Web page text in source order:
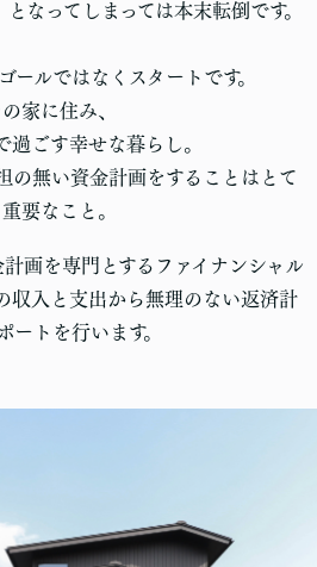
なってしまっては本末転倒です。
ールではなくスタートです。
の家に住み、
過ごす幸せな暮らし。
の無い資金計画をすることはとて
重要なこと。
画を専門とするファイナンシャル
収入と支出から無理のない返済計
ートを行います。